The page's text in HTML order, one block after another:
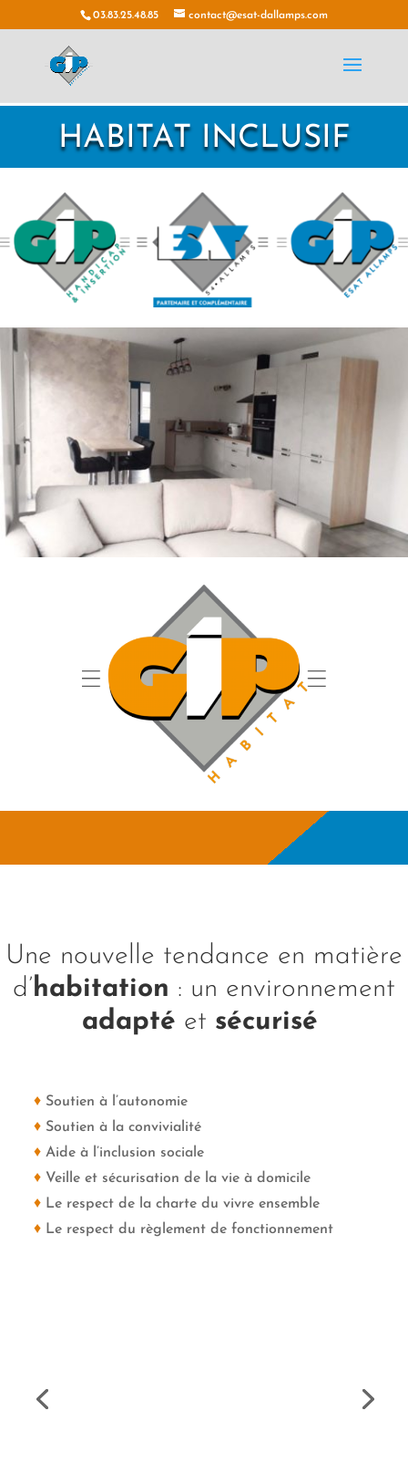
03.83.25.48.85 contact@esat-dallamps.com
HABITAT INCLUSIF
Une nouvelle tendance en matière
d’habitation : un environnement
adapté et sécurisé
♦ Soutien à l’autonomie
♦ Soutien à la convivialité
♦ Aide à l’inclusion sociale
♦ Veille et sécurisation de la vie à domicile
♦ Le respect de la charte du vivre ensemble
♦ Le respect du règlement de fonctionnement